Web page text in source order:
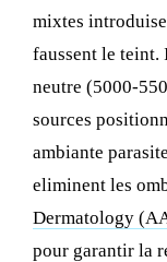
mixtes
faussent le
neutre (5000-
sources
ambiante
eliminent les
Dermatology
pour garantir la